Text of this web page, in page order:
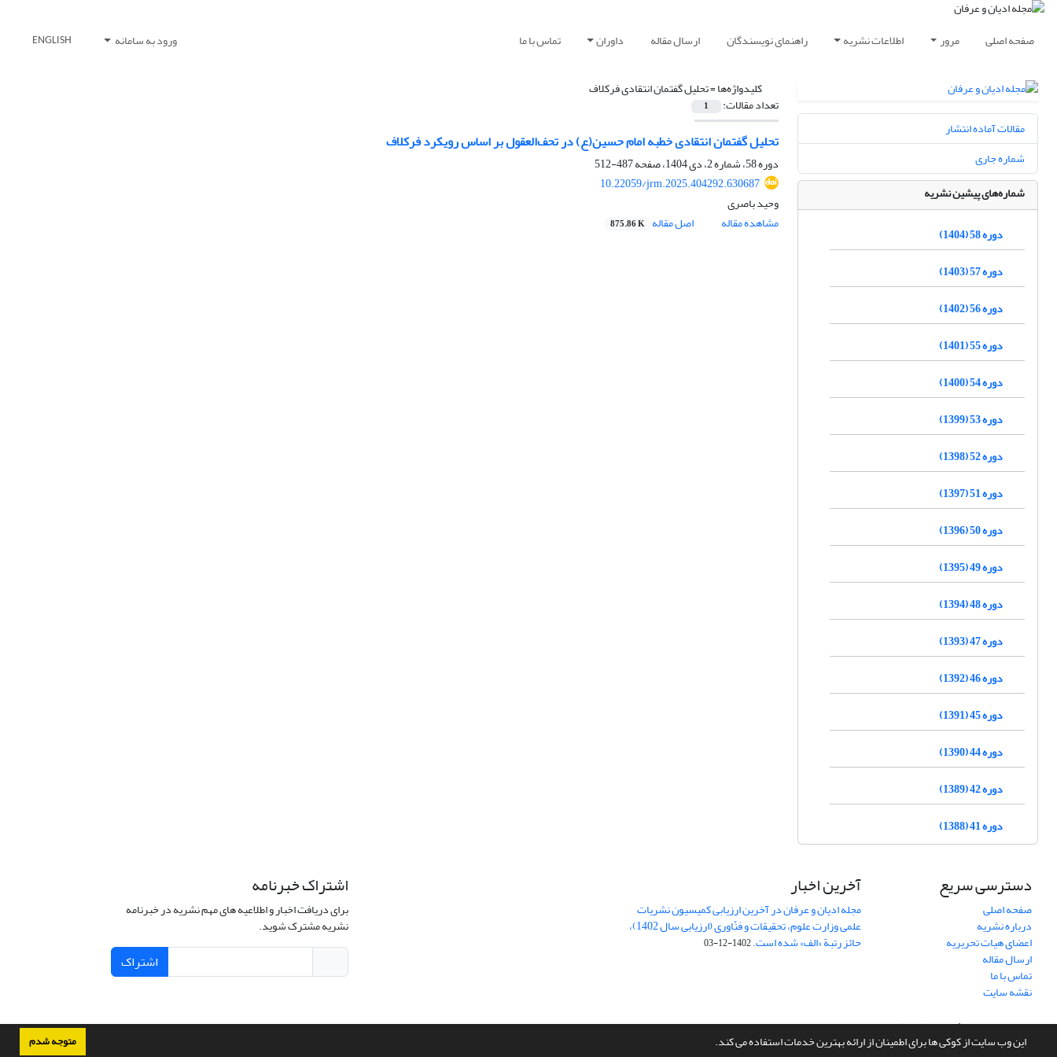
این وب سایت از کوکی ها برای اطمینان از ارائه بهترین خدمات استفاده می کند. متوجه شدم
صفحه اصلی مرور اطلاعات نشریه راهنمای نویسندگان ارسال مقاله داوران تماس با ما ورود به سامانه ENGLISH
کلیدواژه‌ها =تحلیل گفتمان انتقادی فرکلاف
تعداد مقالات: 1
تحلیل گفتمان انتقادی خطبه امام حسین(ع) در تحف‌العقول بر اساس رویکرد فرکلاف‏
دوره 58، شماره 2، دی 1404، صفحه
487-512
10.22059/jrm.2025.404292.630687
وحید باصری
مشاهده مقاله
اصل مقاله 875.86 K
مقالات آماده انتشار
شماره جاری
شماره‌های پیشین نشریه
دوره 58 (1404)
دوره 57 (1403)
دوره 56 (1402)
دوره 55 (1401)
دوره 54 (1400)
دوره 53 (1399)
دوره 52 (1398)
دوره 51 (1397)
دوره 50 (1396)
دوره 49 (1395)
دوره 48 (1394)
دوره 47 (1393)
دوره 46 (1392)
دوره 45 (1391)
دوره 44 (1390)
دوره 42 (1389)
دوره 41 (1388)
دسترسی سریع
صفحه اصلی
درباره نشریه
اعضای هیات تحریریه
ارسال مقاله
تماس با ما
نقشه سایت
آخرین اخبار
مجله ادیان و عرفان در آخرین ارزیابی کمیسیون نشریات
علمی وزارت علوم، تحقیقات و فنّاوری (ارزیابی سال 1402)،
حائز رتبة «الف» شده است.1402-12-03
اشتراک خبرنامه
برای دریافت اخبار و اطلاعیه های مهم نشریه در خبرنامه
نشریه مشترک شوید.
اشتراک
سامانه مدیریت نشریات علمی.طراحی و پیاده سازی ازسیناوب